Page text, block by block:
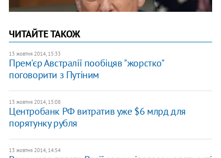
ЧИТАЙТЕ ТАКОЖ
13 жовтня 2014, 15:33
Прем'єр Австралії пообіцяв "жорстко"
поговорити з Путіним
13 жовтня 2014, 15:08
Центробанк РФ витратив уже $6 млрд для
порятунку рубля
13 жовтня 2014, 14:54